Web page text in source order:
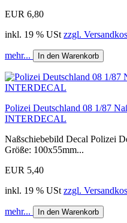
EUR 6,80
inkl. 19 % USt zzgl.
mehr... In den Warenkorb
Polizei Deutschland 08 1/87
INTERDECAL
Naßschiebebild Decal Polizei
Größe: 100x55mm...
EUR 5,40
inkl. 19 % USt zzgl.
mehr... In den Warenkorb